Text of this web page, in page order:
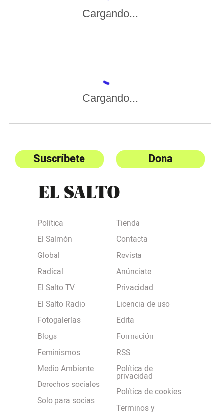
Cargando...
Cargando...
Suscríbete Dona
Política
El Salmón
Global
Radical
El Salto TV
El Salto Radio
Fotogalerías
Blogs
Feminismos
Medio Ambiente
Derechos sociales
Solo para socias
Tienda
Contacta
Revista
Anúnciate
Privacidad
Licencia de uso
Edita
Formación
RSS
Política de
privacidad
Política de cookies
Terminos y